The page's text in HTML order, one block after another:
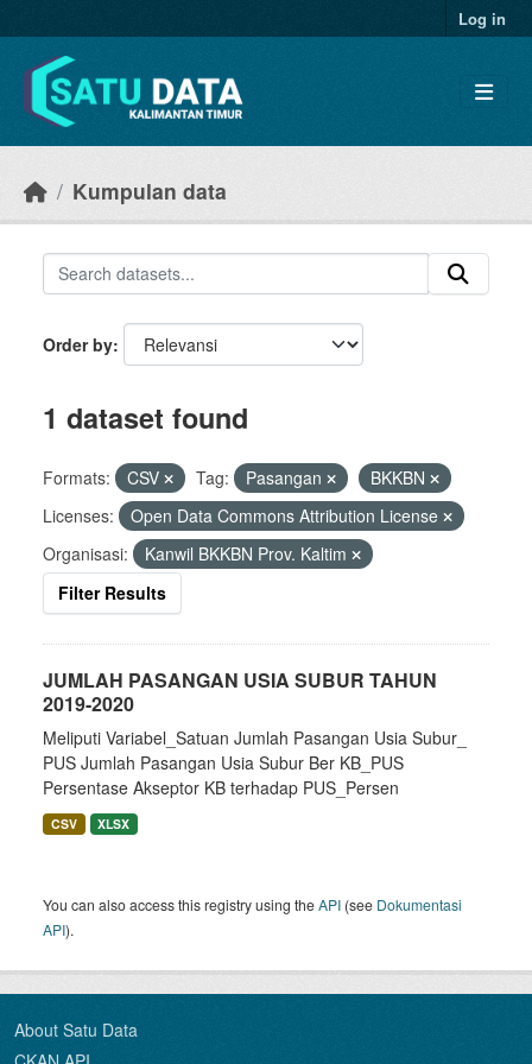
Log in
Kumpulan data
Order by
1 dataset found
Formats: CSV Tag: Pasangan
BKKBN
Licenses:
Open Data Commons Attribution License
Organisasi:
Kanwil BKKBN Prov. Kaltim
Filter Results
JUMLAH PASANGAN USIA SUBUR TAHUN
2019-2020
Meliputi Variabel_Satuan Jumlah Pasangan Usia Subur_
PUS Jumlah Pasangan Usia Subur Ber KB_PUS
Persentase Akseptor KB terhadap PUS_Persen
CSV XLSX
You can also access this registry using theAPI (see Dokumentasi
API).
About Satu Data